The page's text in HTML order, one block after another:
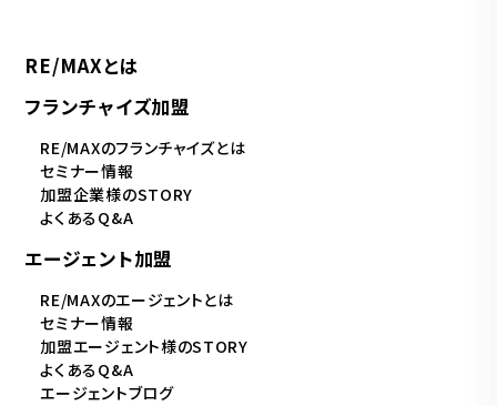
RE/MAXとは
フランチャイズ加盟
RE/MAXのフランチャイズとは
セミナー情報
加盟企業様のSTORY
よくあるQ&A
エージェント加盟
RE/MAXのエージェントとは
セミナー情報
加盟エージェント様のSTORY
よくあるQ&A
エージェントブログ